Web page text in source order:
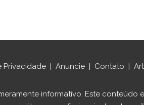
Privacidade| Anuncie| Contato |
informativo. Este